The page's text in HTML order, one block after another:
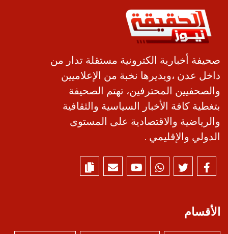
صحيفة أخبارية الكترونية مستقلة تدار من
داخل عدن ،ويديرها نخبة من الإعلاميين
والصحفيين المحترفين، تهتم الصحيفة
بتغطية كافة الأخبار السياسية والثقافية
والرياضية والاقتصادية على المستوى
الدولي والإقليمي .
الأقسام